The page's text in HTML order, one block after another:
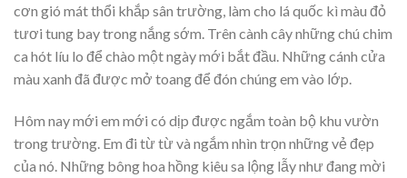
cơn gió mát thổi khắp sân trường, làm cho lá quốc kì màu đỏ
tươi tung bay trong nắng sớm. Trên cành cây những chú chim
ca hót líu lo để chào một ngày mới bắt đầu. Những cánh cửa
màu xanh đã được mở toang để đón chúng em vào lớp.
Hôm nay mới em mới có dịp được ngắm toàn bộ khu vườn
trong trường. Em đi từ từ và ngắm nhìn trọn những vẻ đẹp
của nó. Những bông hoa hồng kiêu sa lộng lẫy như đang mời